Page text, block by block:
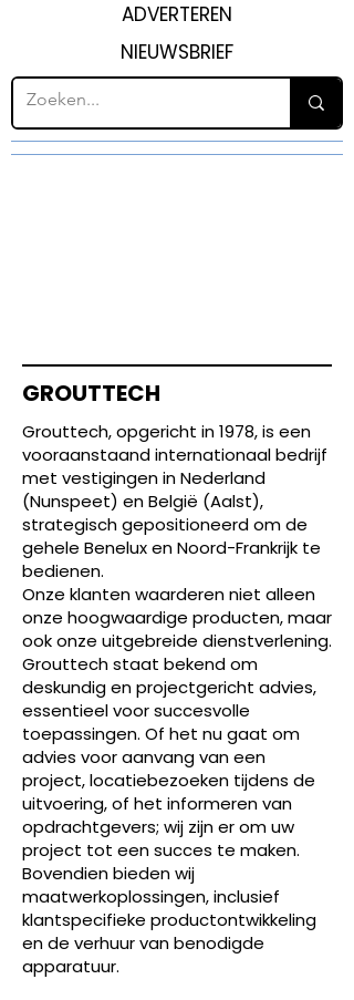
ADVERTEREN
NIEUWSBRIEF
GROUTTECH
Grouttech, opgericht in 1978, is een
vooraanstaand internationaal bedrijf
met vestigingen in Nederland
(Nunspeet) en België (Aalst),
strategisch gepositioneerd om de
gehele Benelux en Noord-Frankrijk te
bedienen.
Onze klanten waarderen niet alleen
onze hoogwaardige producten, maar
ook onze uitgebreide dienstverlening.
Grouttech staat bekend om
deskundig en projectgericht advies,
essentieel voor succesvolle
toepassingen. Of het nu gaat om
advies voor aanvang van een
project, locatiebezoeken tijdens de
uitvoering, of het informeren van
opdrachtgevers; wij zijn er om uw
project tot een succes te maken.
Bovendien bieden wij
maatwerkoplossingen, inclusief
klantspecifieke productontwikkeling
en de verhuur van benodigde
apparatuur.